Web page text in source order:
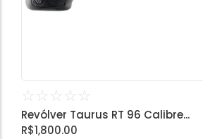
☆ ☆ ☆ ☆ ☆
Revólver Taurus RT 96 Calibre...
R$1,800.00